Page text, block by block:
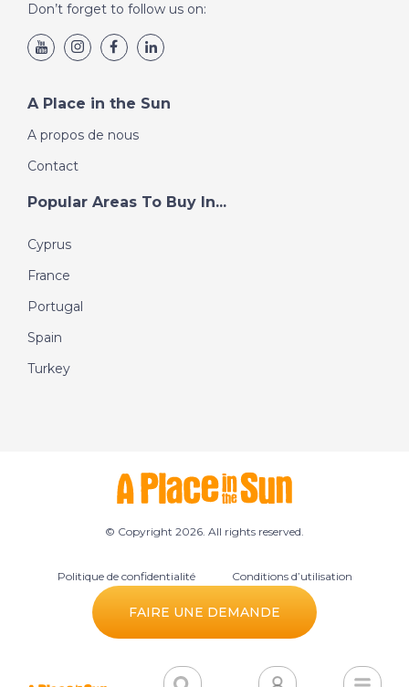
FAIRE UNE DEMANDE
Don’t forget to follow us on:
A Place in the Sun
A propos de nous
Contact
Popular Areas To Buy In...
Cyprus
France
Portugal
Spain
Turkey
© Copyright 2026. All rights reserved.
Politique de confidentialité Conditions d’utilisation
Préférences des cookies